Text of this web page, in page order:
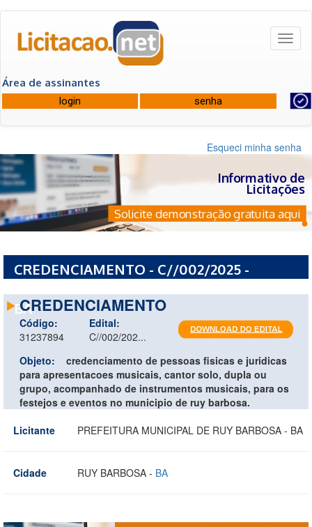
Área de assinantes
Esqueci minha senha
Informativo de
Licitações
Solicite demonstração gratuita aqui
CREDENCIAMENTO - C//002/2025 -
BA
CREDENCIAMENTO
Código:
31237894
Edital:
C//002/202...
Objeto:
credenciamento de pessoas fisicas e juridicas
para apresentacoes musicais, cantor solo, dupla ou
grupo, acompanhado de instrumentos musicais, para os
festejos e eventos no municipio de ruy barbosa.
Licitante
PREFEITURA MUNICIPAL DE RUY BARBOSA - BA
Cidade RUY BARBOSA - BA